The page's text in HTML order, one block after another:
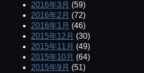
2016年3月 (59)
2016年2月 (72)
2016年1月 (46)
2015年12月 (30)
2015年11月 (49)
2015年10月 (64)
2015年9月 (51)